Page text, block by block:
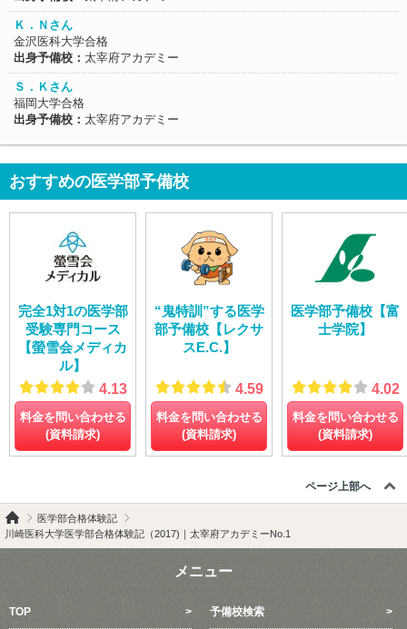
Ｋ．Ｎさん
金沢医科大学合格
出身予備校： 太宰府アカデミー
Ｓ．Ｋさん
福岡大学合格
出身予備校： 太宰府アカデミー
おすすめの医学部予備校
完全1対1の医学部
受験専門コース
【螢雪会メディカ
ル】
4.13
料金を問い合わせる
(資料請求)
“鬼特訓”する医学
部予備校【レクサ
スE.C.】
4.59
料金を問い合わせる
(資料請求)
医学部予備校【富
士学院】
4.02
料金を問い合わせる
(資料請求)
ページ上部へ
医学部合格体験記
川崎医科大学医学部合格体験記（2017)｜太宰府アカデミーNo.1
メニュー
TOP 予備校検索